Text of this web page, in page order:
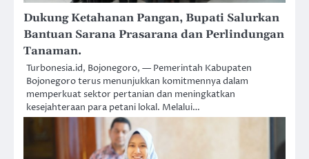
Dukung Ketahanan Pangan, Bupati Salurkan
Bantuan Sarana Prasarana dan Perlindungan
Tanaman.
Turbonesia.id, Bojonegoro, — Pemerintah Kabupaten
Bojonegoro terus menunjukkan komitmennya dalam
memperkuat sektor pertanian dan meningkatkan
kesejahteraan para petani lokal. Melalui…